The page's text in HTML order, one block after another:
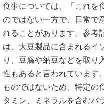
食事については、「これを
のではない一方で、日常で
れることがあります。参考
は、大豆製品に含まれるイ
り、豆腐や納豆などを取り
性もあると言われています
ものではないため、特定の
タミン、ミネラルを含むバ